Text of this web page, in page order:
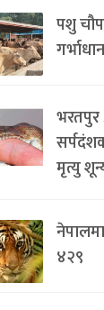
पशु
गर्भाधान
मृत्यु
४२९